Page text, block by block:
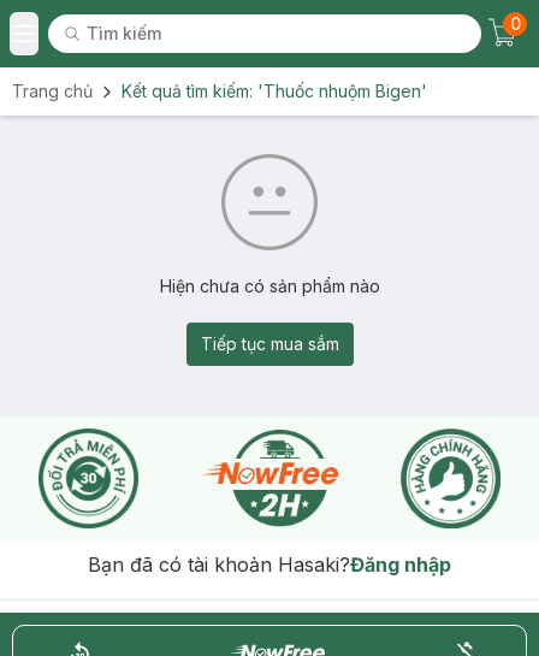
Toggle Menu
Tìm kiếm
Tìm kiếm
0
Trang chủ Kết quả tìm kiếm: 'Thuốc nhuộm Bigen'
Hiện chưa có sản phẩm nào
Tiếp tục mua sắm
Bạn đã có tài khoản Hasaki?Đăng nhập